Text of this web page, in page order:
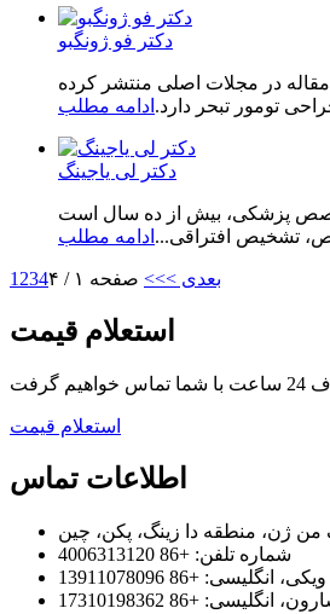
دکتر فو ژونگبو
دکتر فو ژونگبو، معاون پزشک ارشد، بیش از 20 سال در جراحی انکولوژی فعالیت داشته و در تشخیص و درمان بیماری‌های شایع در جراحی انکولوژی تبحر دارد. 8 مقاله در مجلات اصلی منتشر کرده
تومور تبحر دارد. ادامه مطلب
دکتر لی یاجینگ
تخصص پزشکی، بیش از ده سال است
تشخیص افتراقی... ادامه مطلب
1 234 بعدی >>> صفحه ۱ / ۴
استعلام قیمت
استعلام قیمت
اطلاعات تماس
شماره تلفن: +86 4006313120
ویکی، انگلیسی: +86 13911078096
انگلیسی: +86 17310198362